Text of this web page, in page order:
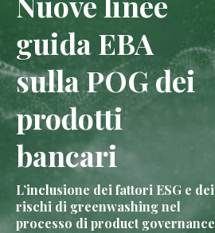
guida EBA
sulla POG dei
prodotti
bancari
L’inclusione dei fattori ESG e dei
rischi di greenwashing nel
processo di product governance